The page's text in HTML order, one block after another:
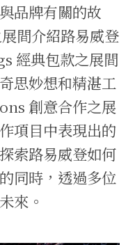
品牌有關的故
間介紹路易威登
經典包款之展間
思妙想和精湛工
創意合作之展
項目中表現出的
索路易威登如何
同時，透過多位
來。